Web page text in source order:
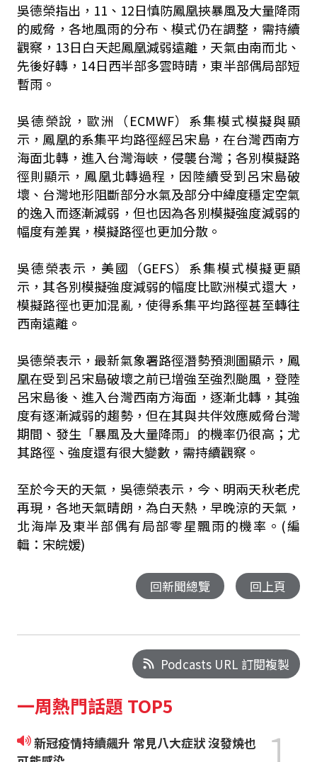
吳德榮指出，11、12日慎防鳳凰挾暴風及大量降雨
的威脅，各地風雨的分布、模式仍在調整，需持續
觀察，13日白天起鳳凰減弱遠離，天氣由南而北、
先後好轉，14日西半部多雲時晴，東半部偶局部短
暫雨。
吳德榮說，歐洲（ECMWF）系集模式模擬與顯
示，鳳凰的系集平均路徑經呂宋島，在台灣西南方
海面北轉，進入台灣海峽，侵襲台灣；各別模擬路
徑則顯示，鳳凰北轉過程，因陸續受到呂宋島破
壞、台灣地形阻斷部分水氣及部分中緯度穩定空氣
的逸入而逐漸減弱，但也因為各別模擬強度減弱的
幅度有差異，模擬路徑也更加分散。
吳德榮表示，美國（GEFS）系集模式模擬更顯
示，其各別模擬強度減弱的幅度比歐洲模式還大，
模擬路徑也更加混亂，使得系集平均路徑甚至轉往
西南遠離。
吳德榮表示，最新氣象署路徑潛勢預測圖顯示，鳳
凰在受到呂宋島破壞之前已增強至強烈颱風，登陸
呂宋島後、進入台灣西南方海面，逐漸北轉，其強
度有逐漸減弱的趨勢，但在其與共伴效應威脅台灣
期間、發生「暴風及大量降雨」的機率仍很高；尤
其路徑、強度還有很大變數，需持續觀察。
至於今天的天氣，吳德榮表示，今、明兩天秋老虎
再現，各地天氣晴朗，為白天熱，早晚涼的天氣，
北海岸及東半部偶有局部零星飄雨的機率。(編
輯：宋皖媛)
回新聞總覽 回上頁
Podcasts URL 訂閱複製
一周熱門話題 TOP5
新冠疫情持續飆升 常見八大症狀 沒發燒也